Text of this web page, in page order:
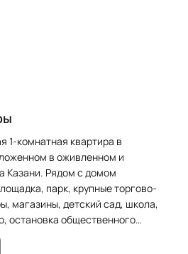
1-комнатная квартира в
в оживленном и
Казани. Рядом с домом
парк, крупные торгово-
магазины, детский сад, школа,
остановка общественного